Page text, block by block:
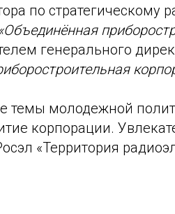
по стратегическому
генерального
темы молодежной
корпорации.
«Территория